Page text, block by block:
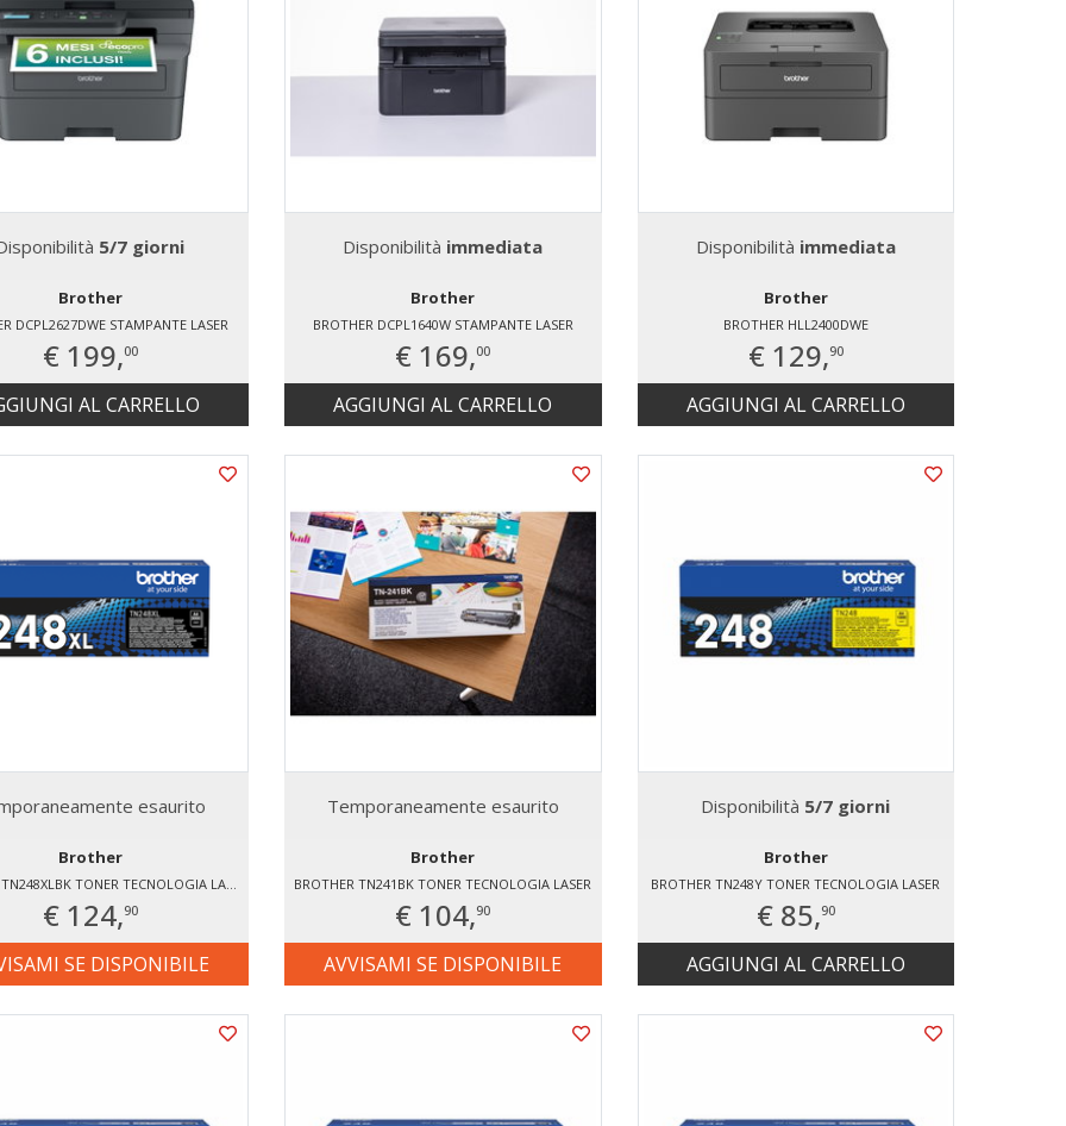
5/7 giorni
Brother
DCPL2627DWE STAMPANTE LASER
€ 199,00
AL CARRELLO
Disponibilità immediata
Brother
BROTHER DCPL1640W STAMPANTE LASER
€ 169,00
AGGIUNGI AL CARRELLO
Disponibilità immediata
Brother
BROTHER HLL2400DWE
€ 129,90
AGGIUNGI AL CARRELLO
esaurito
Brother
BROTHER TN248XLBK TONER TECNOLOGIA LASER
€ 124,90
SE DISPONIBILE
Temporaneamente esaurito
Brother
BROTHER TN241BK TONER TECNOLOGIA LASER
€ 104,90
AVVISAMI SE DISPONIBILE
Disponibilità 5/7 giorni
Brother
BROTHER TN248Y TONER TECNOLOGIA LASER
€ 85,90
AGGIUNGI AL CARRELLO